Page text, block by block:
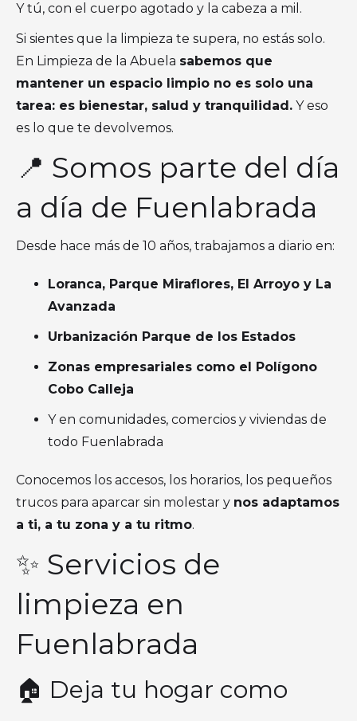
Y tú, con el cuerpo agotado y la cabeza a mil.
Si sientes que la limpieza te supera, no estás solo.
En Limpieza de la Abuela sabemos que
mantener un espacio limpio no es solo una
tarea: es bienestar, salud y tranquilidad. Y eso
es lo que te devolvemos.
📍 Somos parte del día
a día de Fuenlabrada
Desde hace más de 10 años, trabajamos a diario en:
Loranca, Parque Miraflores, El Arroyo y La
Avanzada
Urbanización Parque de los Estados
Zonas empresariales como el Polígono
Cobo Calleja
Y en comunidades, comercios y viviendas de
todo Fuenlabrada
Conocemos los accesos, los horarios, los pequeños
trucos para aparcar sin molestar y nos adaptamos
a ti, a tu zona y a tu ritmo.
✨ Servicios de
limpieza en
Fuenlabrada
🏠 Deja tu hogar como